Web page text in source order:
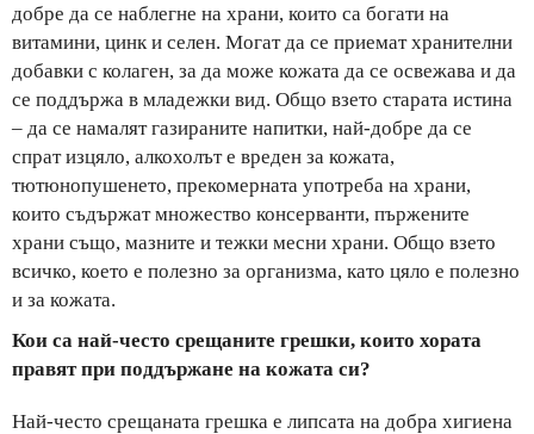
добре да се наблегне на храни, които са богати на
витамини, цинк и селен. Могат да се приемат хранителни
добавки с колаген, за да може кожата да се освежава и да
се поддържа в младежки вид. Общо взето старата истина
– да се намалят газираните напитки, най-добре да се
спрат изцяло, алкохолът е вреден за кожата,
тютюнопушенето, прекомерната употреба на храни,
които съдържат множество консерванти, пържените
храни също, мазните и тежки месни храни. Общо взето
всичко, което е полезно за организма, като цяло е полезно
и за кожата.
Кои са най-често срещаните грешки, които хората
правят при поддържане на кожата си?
Най-често срещаната грешка е липсата на добра хигиена